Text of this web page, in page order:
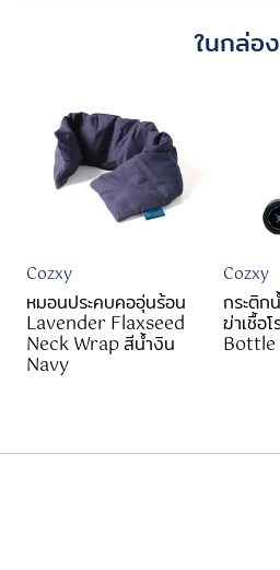
ในกล่อ
Cozxy
หมอนประคบคออุ่นร้อน
Lavender Flaxseed
Neck Wrap สีน้ำงิน
Navy
Cozxy
กระติก
ฆ่าเชื้อ
Bottle